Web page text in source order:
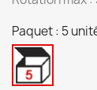
Paquet : 5
5